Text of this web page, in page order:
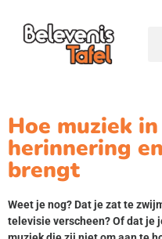
Hoe muziek
herinnering
brengt
Weet je nog? Dat je zat te
televisie verscheen? Of dat je